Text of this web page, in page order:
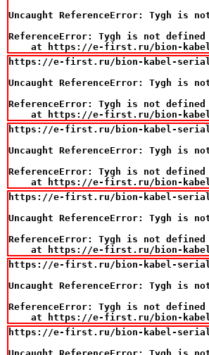
Uncaught ReferenceError: Tygh is
ReferenceError: Tygh is not defined
at https://e-first.ru/bion-
https://e-first.ru/bion-kabel-serial-
Uncaught ReferenceError: Tygh is
ReferenceError: Tygh is not defined
at https://e-first.ru/bion-
https://e-first.ru/bion-kabel-serial-
Uncaught ReferenceError: Tygh is
ReferenceError: Tygh is not defined
at https://e-first.ru/bion-
https://e-first.ru/bion-kabel-serial-
Uncaught ReferenceError: Tygh is
ReferenceError: Tygh is not defined
at https://e-first.ru/bion-
https://e-first.ru/bion-kabel-serial-
Uncaught ReferenceError: Tygh is
ReferenceError: Tygh is not defined
at https://e-first.ru/bion-
https://e-first.ru/bion-kabel-serial-